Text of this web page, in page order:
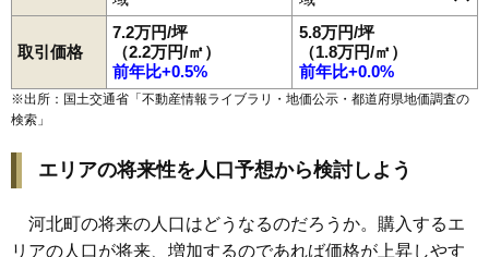
取引価格
7.2万円/坪
（2.2万円/㎡）
前年比+0.5%
5.8万円/坪
（1.8万円/㎡）
前年比+0.0%
※出所：国土交通省「不動産情報ライブラリ・地価公示・都道府県地価調査の
検索 」
エリアの将来性を人口予想から検討しよう
河北町の将来の人口はどうなるのだろうか。購入するエ
リアの人口が将来、増加するのであれば価格が上昇しやす
岩木田井造山西里畑中溝延谷地谷地中央谷地所岡吉田
谷地ひな市谷地荒町東